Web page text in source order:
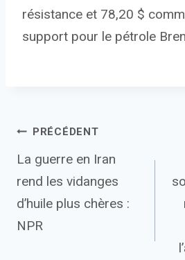
résistance et 78,20 $
support pour le pétrole
Navigation
de
l’article
PRÉCÉDENT
La guerre en Iran
rend les vidanges
d’huile plus chères :
NPR